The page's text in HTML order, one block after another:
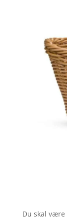
Du skal være